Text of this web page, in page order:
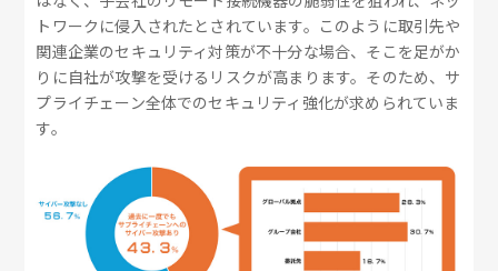
トワークに侵入されたとされています。このように取引先や
関連企業のセキュリティ対策が不十分な場合、そこを足がか
りに自社が攻撃を受けるリスクが高まります。そのため、サ
プライチェーン全体でのセキュリティ強化が求められていま
す。